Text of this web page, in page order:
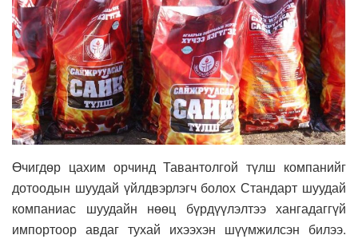
Өчигдөр цахим орчинд Тавантолгой түлш компанийг
дотоодын шуудай үйлдвэрлэгч болох Стандарт шуудай
компаниас шуудайн нөөц бүрдүүлэлтээ хангадаггүй
импортоор авдаг тухай ихээхэн шүүмжилсэн билээ.